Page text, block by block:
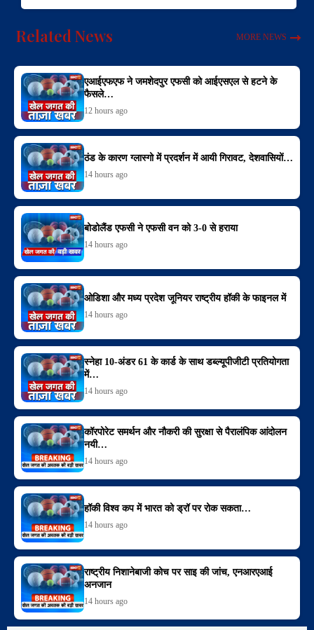
Related News MORE NEWS
एआईएफएफ ने जमशेदपुर एफसी को आईएसएल से हटने के
फैसले…
12 hours ago
ठंड के कारण ग्लास्गो में प्रदर्शन में आयी गिरावट, देशवासियों…
14 hours ago
बोडोलैंड एफसी ने एफसी वन को 3-0 से हराया
14 hours ago
ओडिशा और मध्य प्रदेश जूनियर राष्ट्रीय हॉकी के फाइनल में
14 hours ago
स्नेहा 10-अंडर 61 के कार्ड के साथ डब्ल्यूपीजीटी प्रतियोगता
में…
14 hours ago
कॉरपोरेट समर्थन और नौकरी की सुरक्षा से पैरालंपिक आंदोलन
नयी…
14 hours ago
हॉकी विश्व कप में भारत को ड्रॉ पर रोक सकता…
14 hours ago
राष्ट्रीय निशानेबाजी कोच पर साइ की जांच, एनआरएआई
अनजान
14 hours ago